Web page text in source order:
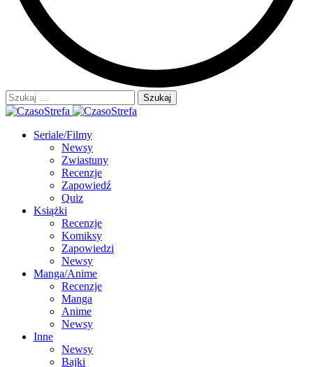
Szukaj:
Seriale/Filmy
Newsy
Zwiastuny
Recenzje
Zapowiedź
Quiz
Książki
Recenzje
Komiksy
Zapowiedzi
Newsy
Manga/Anime
Recenzje
Manga
Anime
Newsy
Inne
Newsy
Bajki